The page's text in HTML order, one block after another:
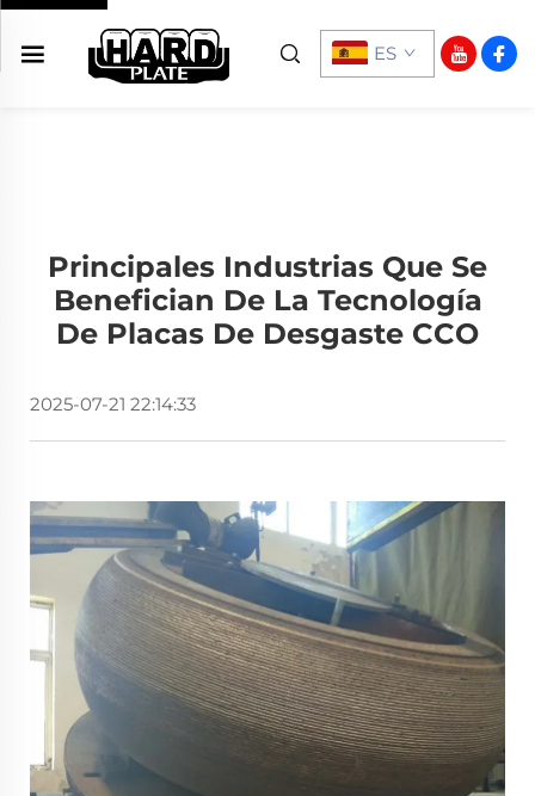
ES
Principales Industrias Que Se
Benefician De La Tecnología
De Placas De Desgaste CCO
2025-07-21 22:14:33